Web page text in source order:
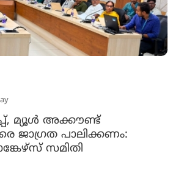
മ്യൂൾ അക്കൗണ്ട്
ജാ​ഗ്രത പാലിക്കണം:
സമിതി